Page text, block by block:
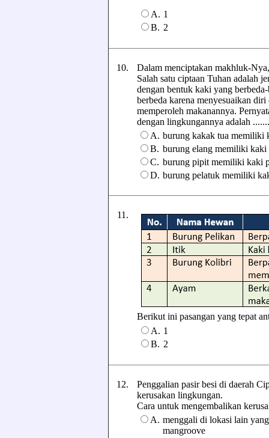
A. 1
B. 2
10.
Dalam menciptakan makhluk-
Salah satu ciptaan Tuhan adalah
dengan bentuk kaki yang
berbeda karena menyesuaikan
memperoleh makanannya.
dengan lingkungannya adalah
A. burung kakak tua memiliki
B. burung elang memiliki kaki
C. burung pipit memiliki kaki
D. burung pelatuk memiliki
11.
Berikut ini pasangan yang tepat
A. 1
B. 2
12.
Penggalian pasir besi di daerah
kerusakan lingkungan.
Cara untuk mengembalikan
A. menggali di lokasi lain
mangroove